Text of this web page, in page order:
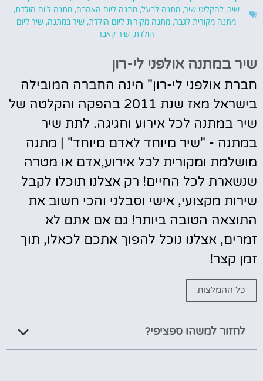
שיר,להקליט שיר,מתנה לבעל,מתנה ליום האהבה,מתנה ליום הולדת,
מתנה מקורית לגבר, מתנה מקורית ליום הולדת, שיר במתנה, שיר ליום
הולדת, שיר קאבר
שיר במתנה אולפני לי-רון
חברת אולפני לי-רון" הינה החברה המובילה
בישראל מאז שנת 2011 בהפקה והקלטה של
שיר במתנה לכל אירוע וחגיגה. לתת שיר
במתנה - "שיר מיוחד לאדם מיוחד" | מתנה
מושלמת ומקורית לכל אירוע,אדם או מטרה
שנשארת לכל החיים! רק אצלנו תוכלו לקבל
שירות מקצועי, אישי וסבלני והכי חשוב את
התוצאה הטובה ביותר! גם אם אתם לא
זמרים, אצלנו נוכל להפוך אתכם לכאלו, תוך
זמן קצר!
כל ההמלצות
לחזור למשהו ספציפי?